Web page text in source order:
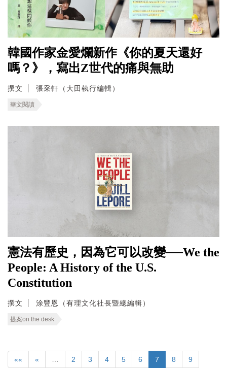
韓國作家金愛爛新作《你的夏天還好
嗎？》，寫出Z世代的痛與無助
撰文 張采軒（大田執行編輯）
華文閱讀
憲法有歷史，因為它可以改變──We the
People: A History of the U.S.
Constitution
撰文 涂豐恩（有理文化社長暨總編輯）
提案on the desk
«« « 2 3 4 5 6 7 8 9